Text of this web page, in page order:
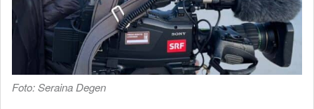
Foto: Seraina Degen